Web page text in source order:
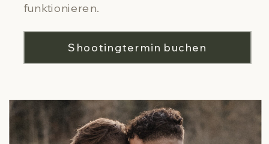
Shootingtermin buchen
funktionieren.